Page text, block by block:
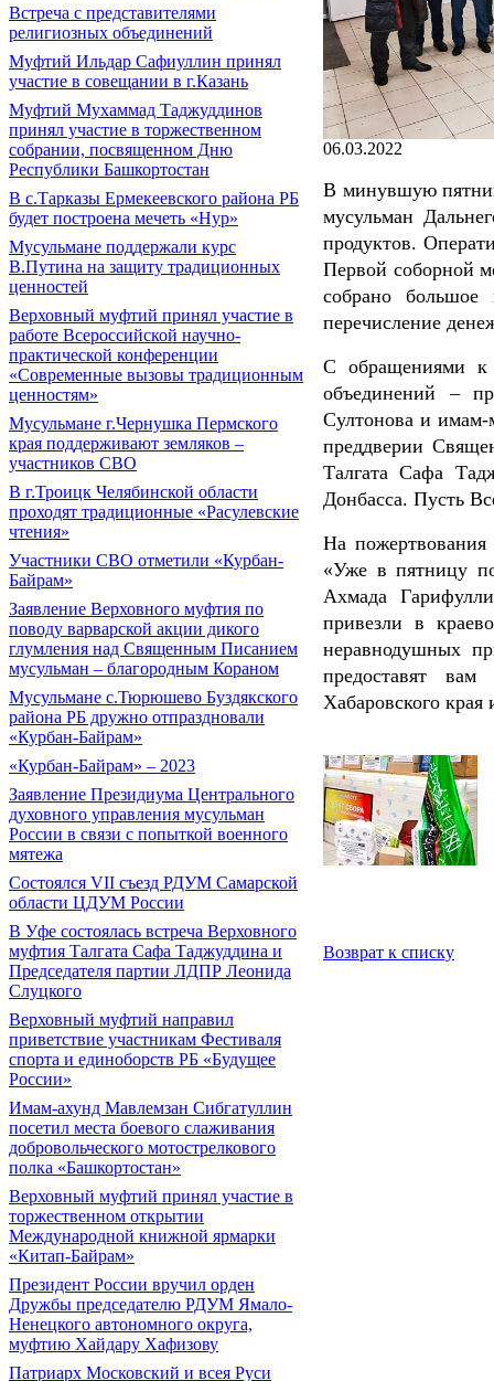
Встреча с представителями
религиозных объединений
Муфтий Ильдар Сафиуллин принял
участие в совещании в г.Казань
Муфтий Мухаммад Таджуддинов
принял участие в торжественном
собрании, посвященном Дню
Республики Башкортостан
В с.Тарказы Ермекеевского района РБ
будет построена мечеть «Нур»
Мусульмане поддержали курс
В.Путина на защиту традиционных
ценностей
Верховный муфтий принял участие в
работе Всероссийской научно-
практической конференции
«Современные вызовы традиционным
ценностям»
Мусульмане г.Чернушка Пермского
края поддерживают земляков –
участников СВО
В г.Троицк Челябинской области
проходят традиционные «Расулевские
чтения»
Участники СВО отметили «Курбан-
Байрам»
Заявление Верховного муфтия по
поводу варварской акции дикого
глумления над Священным Писанием
мусульман – благородным Кораном
Мусульмане с.Тюрюшево Буздякского
района РБ дружно отпраздновали
«Курбан-Байрам»
«Курбан-Байрам» – 2023
Заявление Президиума Центрального
духовного управления мусульман
России в связи с попыткой военного
мятежа
Состоялся VII съезд РДУМ Самарской
области ЦДУМ России
В Уфе состоялась встреча Верховного
муфтия Талгата Сафа Таджуддина и
Председателя партии ЛДПР Леонида
Слуцкого
Верховный муфтий направил
приветствие участникам Фестиваля
спорта и единоборств РБ «Будущее
России»
Имам-ахунд Мавлемзан Сибгатуллин
посетил места боевого слаживания
добровольческого мотострелкового
полка «Башкортостан»
Верховный муфтий принял участие в
торжественном открытии
Международной книжной ярмарки
«Китап-Байрам»
Президент России вручил орден
Дружбы председателю РДУМ Ямало-
Ненецкого автономного округа,
муфтию Хайдару Хафизову
Патриарх Московский и всея Руси
06.03.2022
В минувшую
мусульман
продуктов.
Первой соборной
собрано большое
перечисление
С обращениями к
объединений –
Султонова и
преддверии
Талгата Сафа
Донбасса. Пусть
На пожертвования
«Уже в пятницу
Ахмада
привезли в
неравнодушных
предоставят
Хабаровского
Возврат к списку